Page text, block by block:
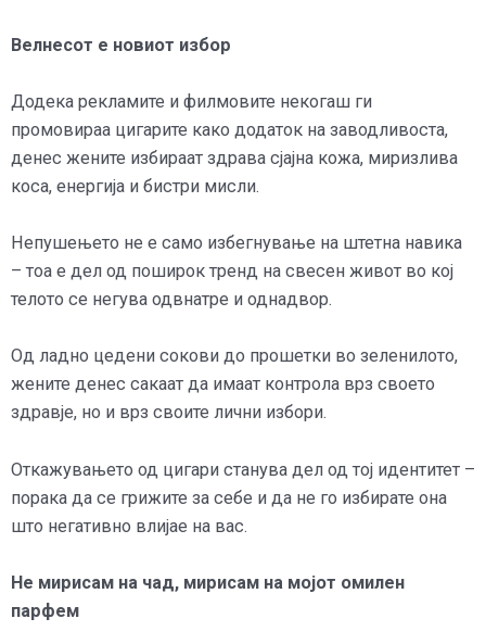
Велнесот е новиот избор
Додека рекламите и филмовите некогаш ги
промовираа цигарите како додаток на заводливоста,
денес жените избираат здрава сјајна кожа, миризлива
коса, енергија и бистри мисли.
Непушењето не е само избегнување на штетна навика
– тоа е дел од поширок тренд на свесен живот во кој
телото се негува одвнатре и однадвор.
Од ладно цедени сокови до прошетки во зеленилото,
жените денес сакаат да имаат контрола врз своето
здравје, но и врз своите лични избори.
Откажувањето од цигари станува дел од тој идентитет –
порака да се грижите за себе и да не го избирате она
што негативно влијае на вас.
Не мирисам на чад, мирисам на мојот омилен
парфем